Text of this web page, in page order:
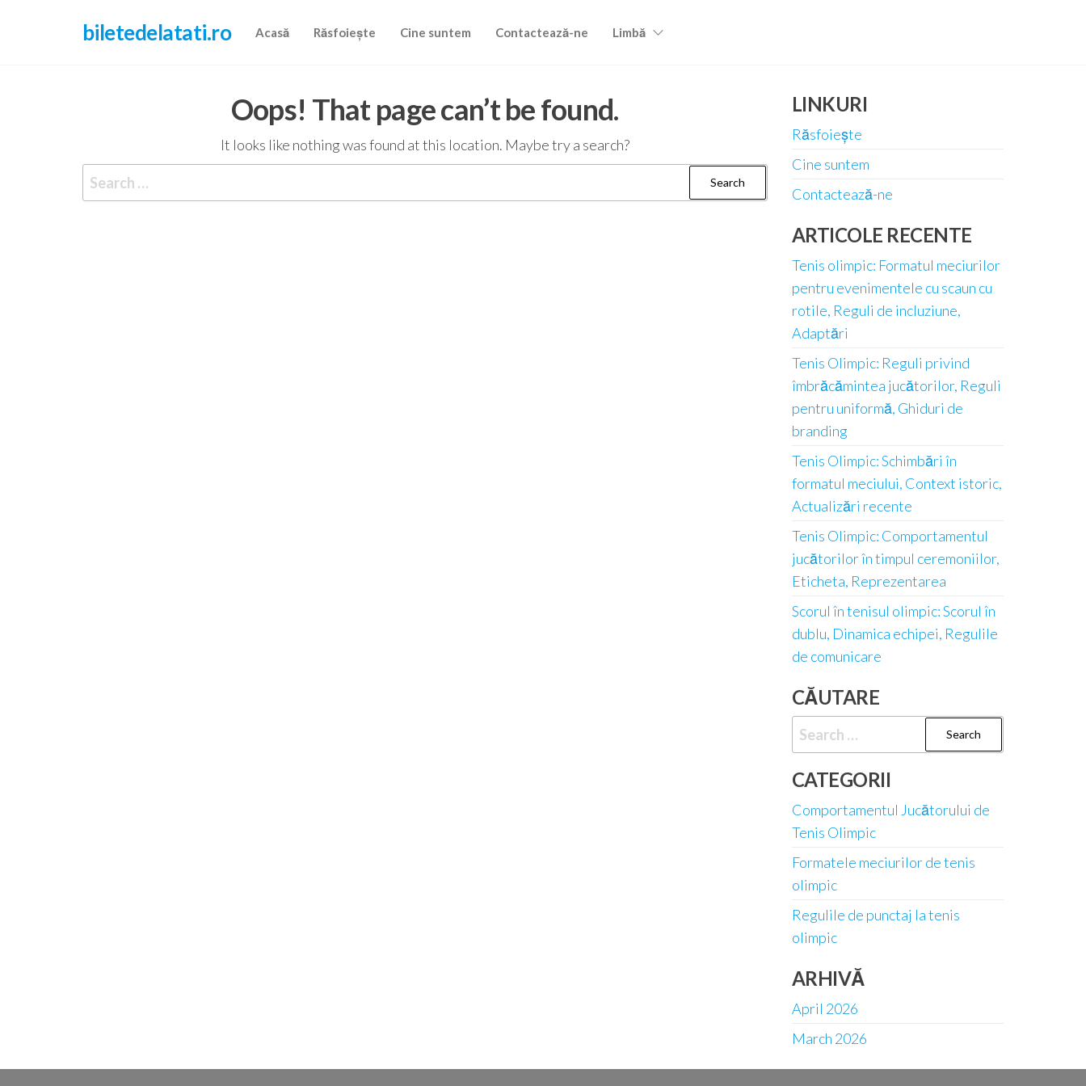
biletedelatati.ro Acasă Răsfoiește Cine suntem Contactează-ne Limbă
Oops! That page can’t be found.
It looks like nothing was found at this location. Maybe try a search?
for:
LINKURI
Răsfoiește
Cine suntem
Contactează-ne
ARTICOLE RECENTE
Tenis olimpic: Formatul meciurilor
pentru evenimentele cu scaun cu
rotile, Reguli de incluziune,
Adaptări
Tenis Olimpic: Reguli privind
îmbrăcămintea jucătorilor, Reguli
pentru uniformă, Ghiduri de
branding
Tenis Olimpic: Schimbări în
formatul meciului, Context istoric,
Actualizări recente
Tenis Olimpic: Comportamentul
jucătorilor în timpul ceremoniilor,
Eticheta, Reprezentarea
Scorul în tenisul olimpic: Scorul în
dublu, Dinamica echipei, Regulile
de comunicare
CĂUTARE
Search
for:
CATEGORII
Comportamentul Jucătorului de
Tenis Olimpic
Formatele meciurilor de tenis
olimpic
Regulile de punctaj la tenis
olimpic
ARHIVĂ
April 2026
March 2026